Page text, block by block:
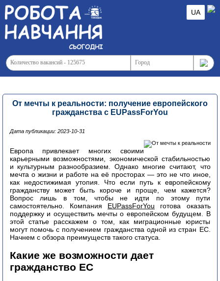
UA
От мечты к реальности: получение европейского
гражданства с EUPassForYou
Дата публикации: 2023-10-31
Европа привлекает многих своими
карьерными возможностями, экономической стабильностью
и культурным разнообразием. Однако многие считают, что
мечта о жизни и работе на её просторах — это не что иное,
как недостижимая утопия. Что если путь к европейскому
гражданству может быть короче и проще, чем кажется?
Вопрос лишь в том, чтобы не идти по этому пути
самостоятельно. Компания EUPassForYou готова оказать
поддержку и осуществить мечты о европейском будущем. В
этой статье расскажем о том, как миграционные юристы
могут помочь с получением гражданства одной из стран ЕС.
Начнем с обзора преимуществ такого статуса.
Какие же возможности дает
гражданство ЕС